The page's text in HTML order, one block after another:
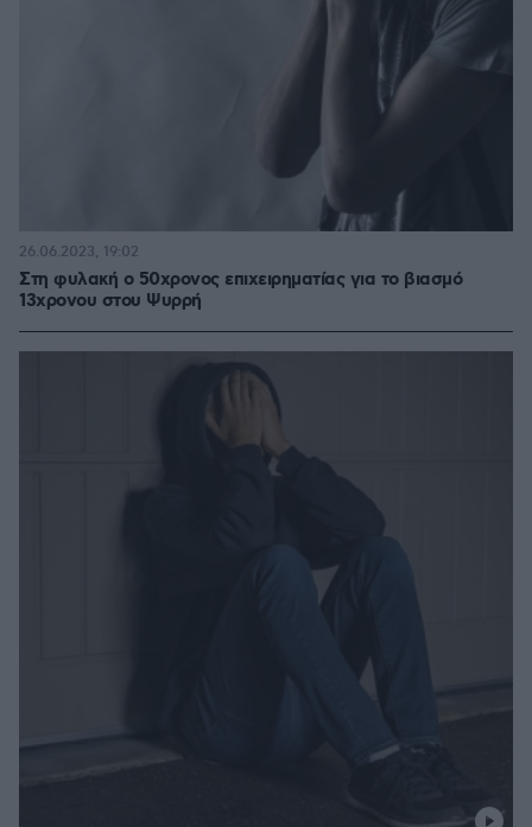
Στη φυλακή ο 50χρονος επιχειρηματίας για το βιασμό
13χρονου στου Ψυρρή
26.06.2023, 19:02